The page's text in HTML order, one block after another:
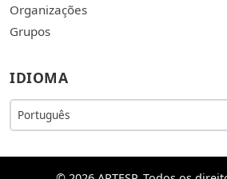
Organizações
Grupos
IDIOMA